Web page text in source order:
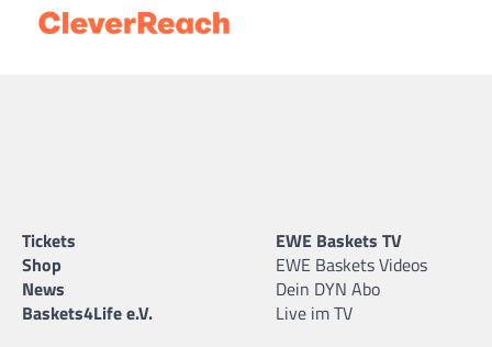
Tickets
Shop
News
Baskets4Life e.V.
EWE Baskets TV
EWE Baskets Videos
Dein DYN Abo
Live im TV